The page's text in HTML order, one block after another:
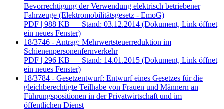
Bevorrechtigung der Verwendung elektrisch betriebener
Fahrzeuge (Elektromobilitätsgesetz - EmoG)
PDF | 988 KB — Stand: 03.12.2014 (Dokument, Link öffnet
ein neues Fenster)
18/3746 - Antrag: Mehrwertsteuerreduktion im
Schienenpersonenfernverkehr
PDF | 296 KB — Stand: 14.01.2015 (Dokument, Link öffnet
ein neues Fenster)
18/3784 - Gesetzentwurf: Entwurf eines Gesetzes für die
gleichberechtigte Teilhabe von Frauen und Männern an
Führungspositionen in der Privatwirtschaft und im
öffentlichen Dienst